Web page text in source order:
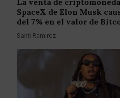
La venta de
SpaceX de Elon Musk
del 7% en el valor de
Santi Ramirez